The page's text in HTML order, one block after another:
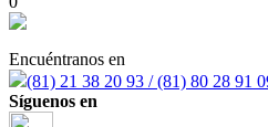
Encuéntranos en
(81) 21 38 20 93 / (81) 80 28 91
Síguenos en